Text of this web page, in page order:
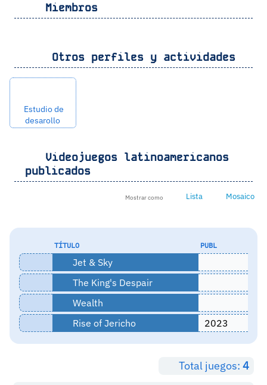
Miembros
Otros perfiles y actividades
Estudio de
desarollo
Videojuegos latinoamericanos
publicados
Mostrar como Lista Mosaico
TÍTULO PUBL
Jet & Sky
The King's Despair
Wealth
Rise of Jericho
2023
Total juegos: 4